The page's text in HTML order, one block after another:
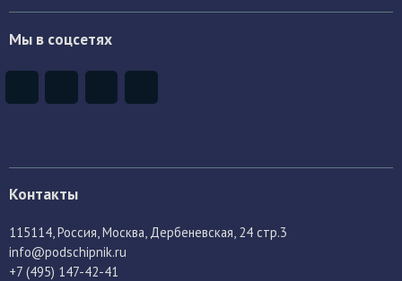
Мы в соцсетях
Контакты
115114 , Россия, Москва, Дербеневская, 24 стр.3
info@podschipnik.ru
+7 (495) 147-42-41